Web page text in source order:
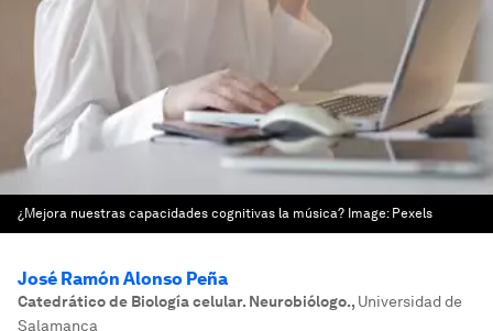
¿Mejora nuestras capacidades cognitivas la música? Image: Pexels
José Ramón Alonso Peña
Catedrático de Biología celular. Neurobiólogo., Universidad de
Salamanca